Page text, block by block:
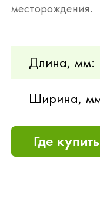
месторождения.
Длина, мм:
Ширина,
Где